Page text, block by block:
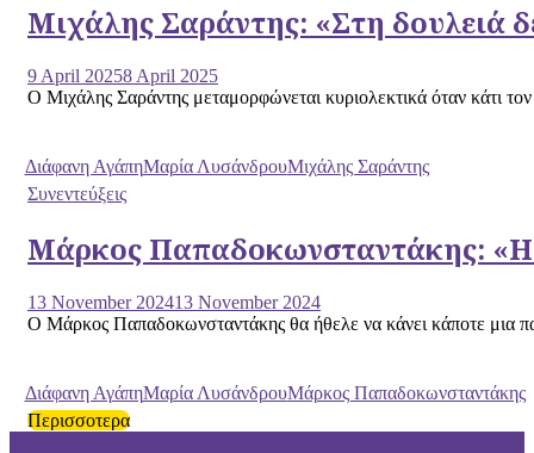
Μιχάλης Σαράντης: «Στη δουλειά
9 April 20258 April 2025
Ο Μιχάλης Σαράντης μεταμορφώνεται κυριολεκτικά όταν κάτι
Διάφανη ΑγάπηΜαρία ΛυσάνδρουΜιχάλης Σαράντης
Συνεντεύξεις
Μάρκος Παπαδοκωνσταντάκης: «Η
13 November 202413 November 2024
Ο Μάρκος Παπαδοκωνσταντάκης θα ήθελε να κάνει κάποτε μια
Διάφανη ΑγάπηΜαρία ΛυσάνδρουΜάρκος Παπαδοκωνσταντάκης
Περισσοτερα